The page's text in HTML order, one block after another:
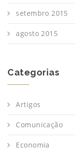
setembro 2015
agosto 2015
Categorias
Artigos
Comunicação
Economia